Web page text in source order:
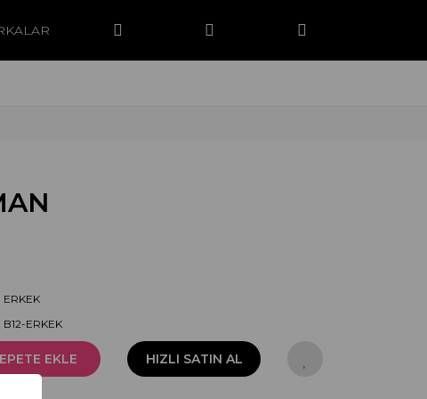
ERKEK
B12-ERKEK
EKLE HIZLI SATIN AL